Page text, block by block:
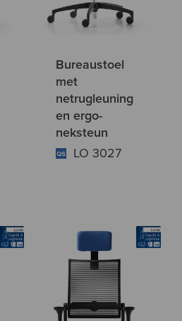
Bureaustoel
met
netrugleuning
en ergo-
neksteun
LO 3027